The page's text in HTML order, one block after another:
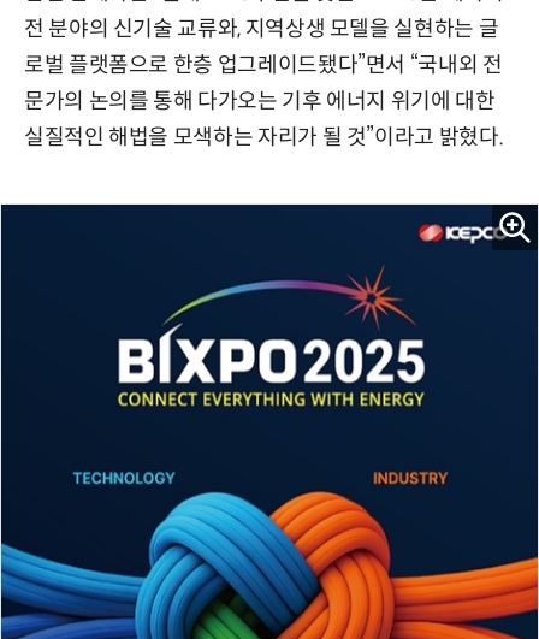
전 분야의 신기술 교류와, 지역상생 모델을 실현하는 글
로벌 플랫폼으로 한층 업그레이드됐다”면서 “국내외 전
문가의 논의를 통해 다가오는 기후 에너지 위기에 대한
실질적인 해법을 모색하는 자리가 될 것”이라고 밝혔다.